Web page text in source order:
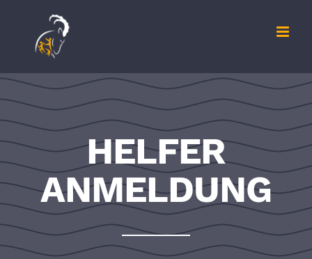
springen
HELFER
ANMELDUNG